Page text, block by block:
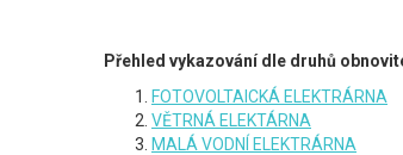
Přehled vykazování dle druhů
FOTOVOLTAICKÁ ELEKTRÁRNA
VĚTRNÁ ELEKTÁRNA
MALÁ VODNÍ ELEKTRÁRNA